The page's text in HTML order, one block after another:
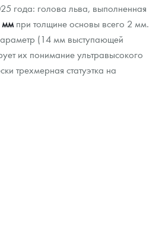
года: голова льва, выполненная
ммпри толщине основы всего 2 мм.
(14 мм выступающей
их понимание ультравысокого
трехмерная статуэтка на